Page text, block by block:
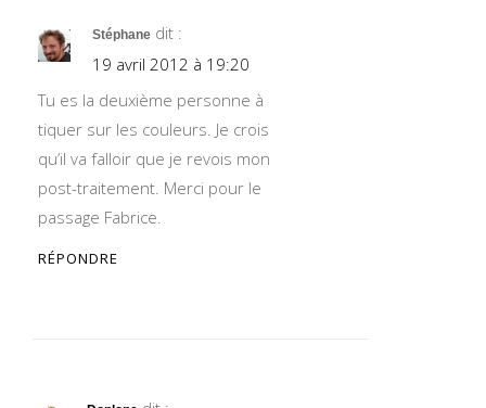
Stéphane dit :
19 avril 2012 à 19:20
Tu es la deuxième personne à
tiquer sur les couleurs. Je crois
qu’il va falloir que je revois mon
post-traitement. Merci pour le
passage Fabrice.
RÉPONDRE